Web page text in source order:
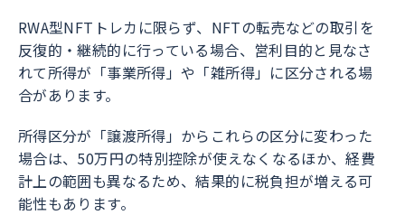
RWA型NFTトレカに限らず、NFTの転売などの取引を
反復的・継続的に行っている場合、営利目的と見なさ
れて所得が「事業所得」や「雑所得」に区分される場
合があります。
所得区分が「譲渡所得」からこれらの区分に変わった
場合は、50万円の特別控除が使えなくなるほか、経費
計上の範囲も異なるため、結果的に税負担が増える可
能性もあります。